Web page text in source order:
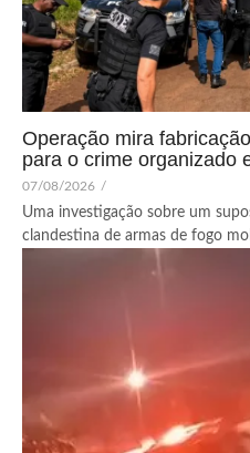
Operação mira
para o crime organizado
07/08/2026 /
Uma investigação sobre um
clandestina de armas de fogo